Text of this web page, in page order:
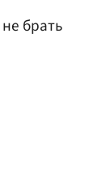
не брать